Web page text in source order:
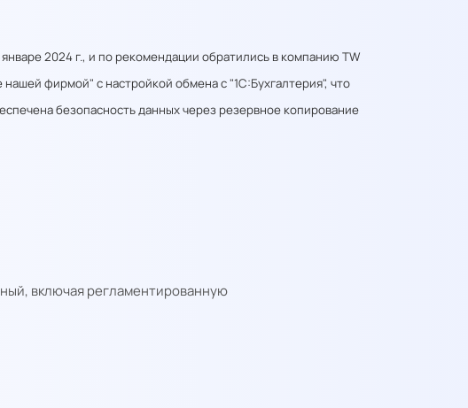
2024 г., и по рекомендации обратились в компанию TW
фирмой" с настройкой обмена с "1С:Бухгалтерия", что
безопасность данных через резервное копирование
включая регламентированную